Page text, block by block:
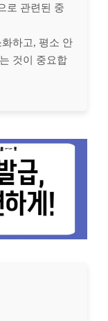
로 관련된 중
하고, 평소 안
것이 중요합